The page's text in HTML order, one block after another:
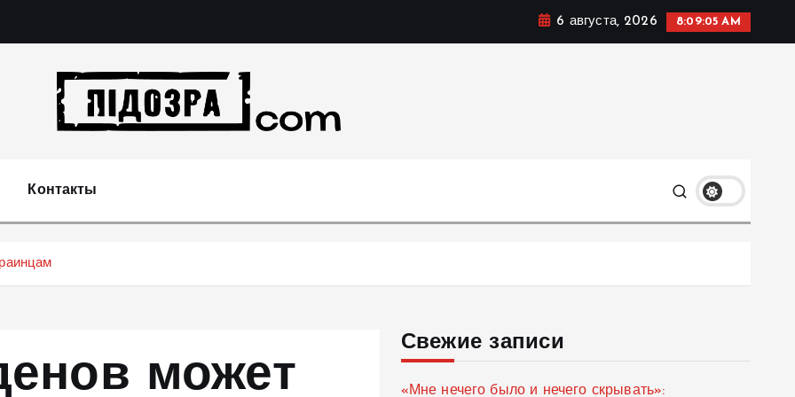
6 августа, 2026 8:09:06 AM
Контакты
может
Свежие записи
«Мне нечего было и нечего скрывать»: